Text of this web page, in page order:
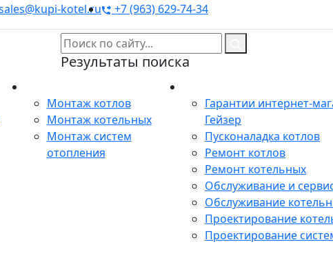
kotel.ru +7 (963) 629-74-34
Результаты поиска
Монтаж котлов
Монтаж котельных
Монтаж систем
отопления
Гарантии интернет-
Гейзер
Пусконаладка котлов
Ремонт котлов
Ремонт котельных
Обслуживание и
Обслуживание
Проектирование
Проектирование